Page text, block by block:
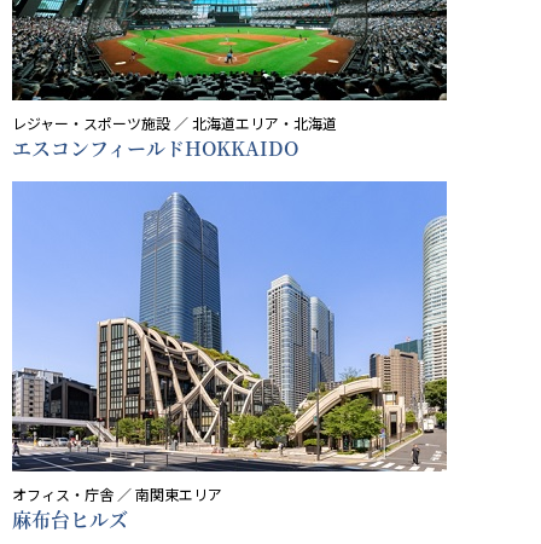
レジャー・スポーツ施設 ／ 北海道エリア・北海道
エスコンフィールドHOKKAIDO
オフィス・庁舎 ／ 南関東エリア
麻布台ヒルズ